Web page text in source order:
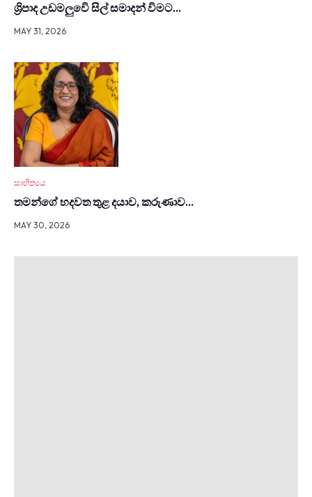
ශ්‍රිපාද උඩමලුවෙි සිල් සමාදන් විමට…
MAY 31, 2026
සාහිත්‍යය
තමන්ගේ හදවත තුළ දයාව, කරුණාව…
MAY 30, 2026